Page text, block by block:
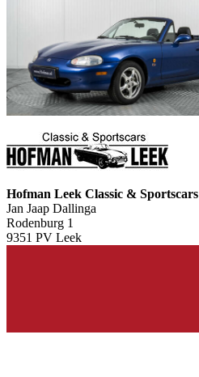
Hofman Leek Classic & Sportscars
Jan Jaap Dallinga
Rodenburg 1
9351 PV Leek